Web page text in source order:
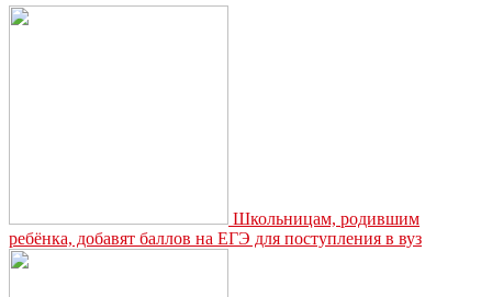
Школьницам, родившим
ребёнка, добавят баллов на ЕГЭ для поступления в вуз